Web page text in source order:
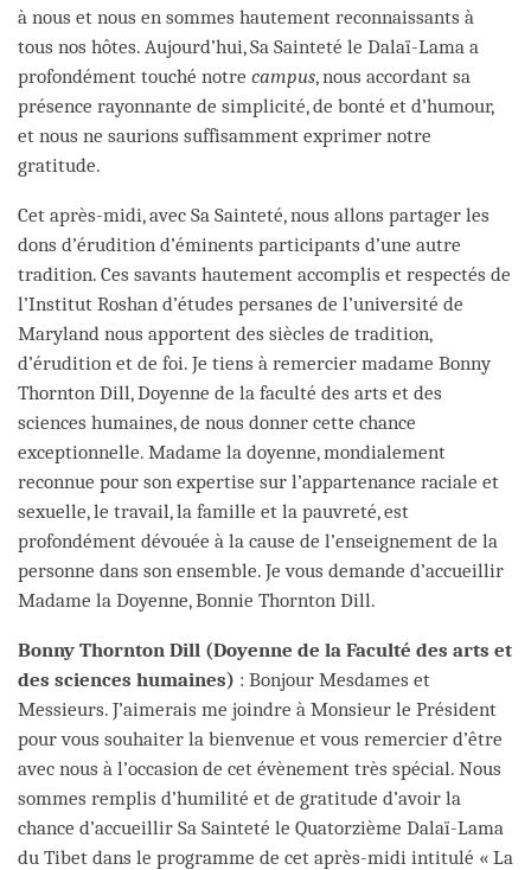
à nous et nous en sommes hautement reconnaissants à
tous nos hôtes. Aujourd’hui, Sa Sainteté le Dalaï-Lama a
profondément touché notre campus, nous accordant sa
présence rayonnante de simplicité, de bonté et d’humour,
et nous ne saurions suffisamment exprimer notre
gratitude.
Cet après-midi, avec Sa Sainteté, nous allons partager les
dons d’érudition d’éminents participants d’une autre
tradition. Ces savants hautement accomplis et respectés de
l’Institut Roshan d’études persanes de l’université de
Maryland nous apportent des siècles de tradition,
d’érudition et de foi. Je tiens à remercier madame Bonny
Thornton Dill, Doyenne de la faculté des arts et des
sciences humaines, de nous donner cette chance
exceptionnelle. Madame la doyenne, mondialement
reconnue pour son expertise sur l’appartenance raciale et
sexuelle, le travail, la famille et la pauvreté, est
profondément dévouée à la cause de l’enseignement de la
personne dans son ensemble. Je vous demande d’accueillir
Madame la Doyenne, Bonnie Thornton Dill.
Bonny Thornton Dill (Doyenne de la Faculté des arts et
des sciences humaines) : Bonjour Mesdames et
Messieurs. J’aimerais me joindre à Monsieur le Président
pour vous souhaiter la bienvenue et vous remercier d’être
avec nous à l’occasion de cet évènement très spécial. Nous
sommes remplis d’humilité et de gratitude d’avoir la
chance d’accueillir Sa Sainteté le Quatorzième Dalaï-Lama
du Tibet dans le programme de cet après-midi intitulé « La